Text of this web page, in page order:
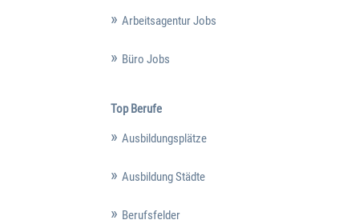
Arbeitsagentur Jobs
Büro Jobs
Top Berufe
Ausbildungsplätze
Ausbildung Städte
Berufsfelder